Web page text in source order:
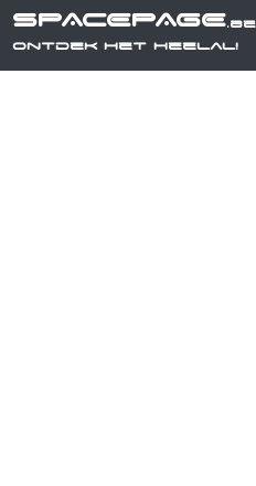
SPACEPAGE.be
Ontdek het heelal!